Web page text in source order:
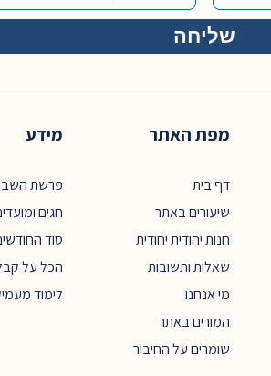
מפת האתר
דף בית
שיעורים באתר
חנות יהודית יחודית
שאלות ותשובות
מי אנחנו
המורים באתר
שומרים על החיבור
מידע
פרשת
חגים
סוד
הכל על
לימוד